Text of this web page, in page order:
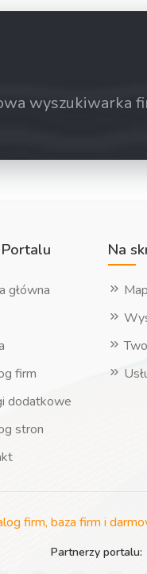
wyszukiwarka
główna
firm
dodatkowe
stron
Na
firm, baza firm i
Partnerzy portalu: